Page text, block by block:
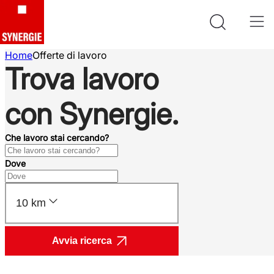
HomeOfferte di lavoro
Trova lavoro
con Synergie.
Che lavoro stai cercando?
Dove
10 km
Avvia ricerca